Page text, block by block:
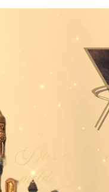
Dies ist
melde Dich